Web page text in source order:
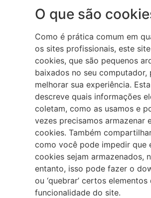
O que são
Como é prática comum em
os sites profissionais, este
cookies, que são pequenos
baixados no seu computador,
melhorar sua experiência.
descreve quais informações
coletam, como as usamos e
vezes precisamos armazenar
cookies. Também
como você pode impedir que
cookies sejam armazenados,
entanto, isso pode fazer o
ou ‘quebrar’ certos elementos
funcionalidade do site.